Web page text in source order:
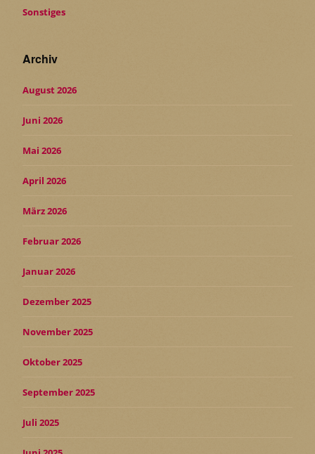
Sonstiges
Archiv
August 2026
Juni 2026
Mai 2026
April 2026
März 2026
Februar 2026
Januar 2026
Dezember 2025
November 2025
Oktober 2025
September 2025
Juli 2025